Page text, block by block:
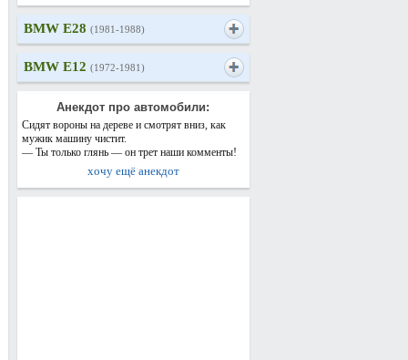
BMW E28 (1981-1988)
BMW E12 (1972-1981)
Анекдот про автомобили:
Сидят вороны на дереве и смотрят вниз, как
мужик машину чистит.
— Ты только глянь — он трет наши комменты!
хочу ещё анекдот